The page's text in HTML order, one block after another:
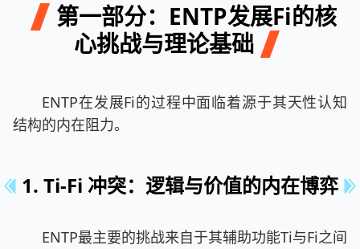
第一部分：ENTP发展Fi的核
心挑战与理论基础
ENTP在发展Fi的过程中面临着源于其天性认知
结构的内在阻力。
1. Ti-Fi 冲突：逻辑与价值的内在博弈
ENTP最主要的挑战来自于其辅助功能Ti与Fi之间